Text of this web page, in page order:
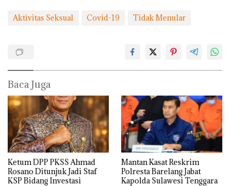
Aktivitas Seksual Covid-19 Tidak Menular
Baca Juga
Ketum DPP PKSS Ahmad
Rosano Ditunjuk Jadi Staf
KSP Bidang Investasi
Mantan Kasat Reskrim
Polresta Barelang Jabat
Kapolda Sulawesi Tenggara